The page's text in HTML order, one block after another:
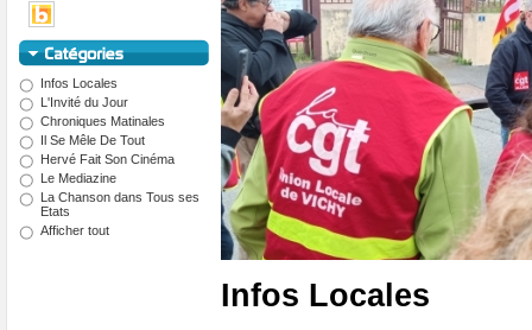
Infos Locales
Infos Locales
L'Invité du Jour
Chroniques Matinales
Il Se Mêle De Tout
Hervé Fait Son Cinéma
Le Mediazine
La Chanson dans Tous ses
Etats
Afficher tout